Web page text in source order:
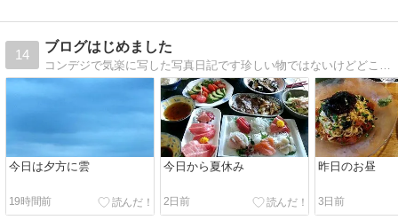
14
ブログはじめました
コンデジで気楽に写した写真日記です珍しい物ではないけどどこにでも有る物ですが見てください
今日は夕方に雲
19時間前
今日から夏休み
2日前
昨日のお昼
3日前